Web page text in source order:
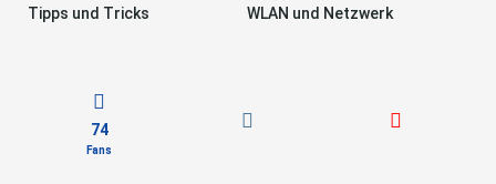
Tipps und Tricks
WLAN und Netzwerk
74
Fans